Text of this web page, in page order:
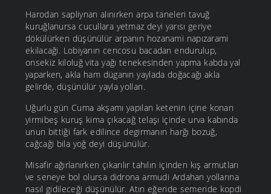
Harodan sapliynan alınırken arpa taneleri tavuğ
kuruğlanursa cucullara yetmaz deyi yarısı geriye
dökülürken düşünülür arpanın hozanami napızarami
ekilacaği. Lobiyanın cencosu bacadan endurulup,
onsekiz kiloluğ vita yağı tenekesinden yapma kabda yal
yaparken, akla ham düganın yaylada doğacağı akla
gelirde, düşünülür yayla yolları.
Uğurlu gün Cuma akşamı yapılan ketenin içine konan
yirmibeş kuruş kima çıkacağ telaşı içinde urva kabında
unun bittiği fark edilince degirmanın harğı bozuğ,
cağcaği bila yoğ deyi düşünülür.
Misafir ağırlanırken çıkarılır tahılın içinden kış armutları
ve seneye bol olursa didrona armudi Ardahan yollarına
nasıl gidileceği düşünülür. Atın eğeride semeride kopdi